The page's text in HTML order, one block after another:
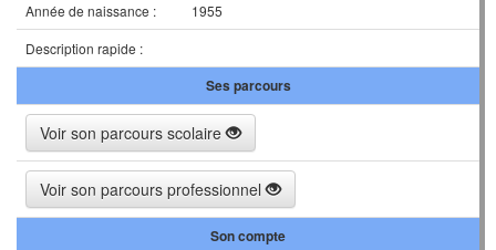
Année de naissance :
1955
Description rapide :
Ses parcours
Voir son parcours scolaire
Voir son parcours professionnel
Son compte